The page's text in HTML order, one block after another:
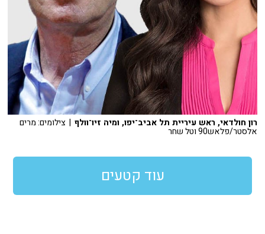
רון חולדאי, ראש עיריית תל אביב־יפו, ומיה זיו־וולף | צילומים: מרים
אלסטר/פלאש90 וטל שחר
עוד קטעים